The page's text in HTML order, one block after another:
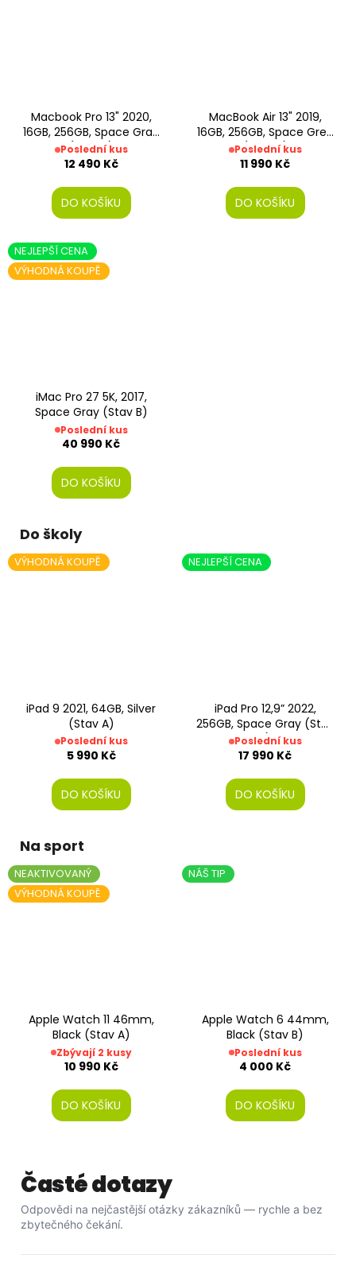
Macbook Pro 13" 2020,
16GB, 256GB, Space Gray
(Stav B)
Poslední kus
12 490 Kč
DO KOŠÍKU
MacBook Air 13" 2019,
16GB, 256GB, Space Grey
(Stav A)
Poslední kus
11 990 Kč
DO KOŠÍKU
NEJLEPŠÍ CENA
VÝHODNÁ KOUPĚ
iMac Pro 27 5K, 2017,
Space Gray (Stav B)
Poslední kus
40 990 Kč
DO KOŠÍKU
Do školy
VÝHODNÁ KOUPĚ
iPad 9 2021, 64GB, Silver
(Stav A)
Poslední kus
5 990 Kč
DO KOŠÍKU
NEJLEPŠÍ CENA
iPad Pro 12,9” 2022,
256GB, Space Gray (Stav
B)
Poslední kus
17 990 Kč
DO KOŠÍKU
Na sport
NEAKTIVOVANÝ
VÝHODNÁ KOUPĚ
Apple Watch 11 46mm,
Black (Stav A)
Zbývají 2 kusy
10 990 Kč
DO KOŠÍKU
NÁŠ TIP
Apple Watch 6 44mm,
Black (Stav B)
Poslední kus
4 000 Kč
DO KOŠÍKU
Časté dotazy
Odpovědi na nejčastější otázky zákazníků — rychle a bez
zbytečného čekání.